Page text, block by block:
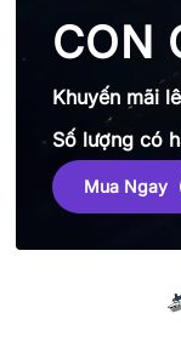
CON
Khuyến mãi
Số lượng có
Mua Ngay